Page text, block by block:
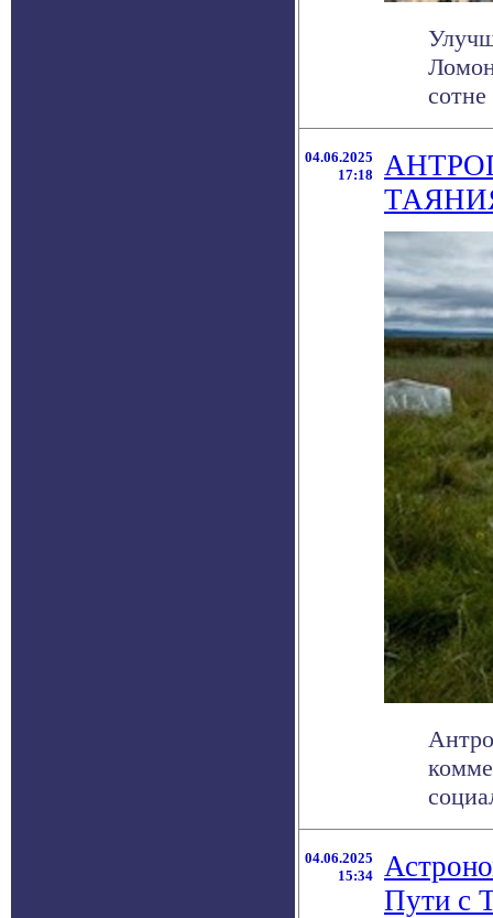
04.06.2025
17:18
04.06.2025
15:34
Пути с